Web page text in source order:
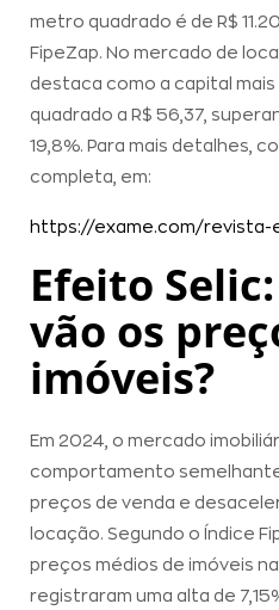
metro quadrado é de R$
FipeZap. No mercado de
destaca como a capital
quadrado a R$ 56,37,
19,8%. Para mais detalhes,
completa, em:
https://exame.com/
Efeito
vão os
imóveis?
Em 2024, o mercado
comportamento
preços de venda e
locação. Segundo o Índice
preços médios de imóveis
registraram uma alta de